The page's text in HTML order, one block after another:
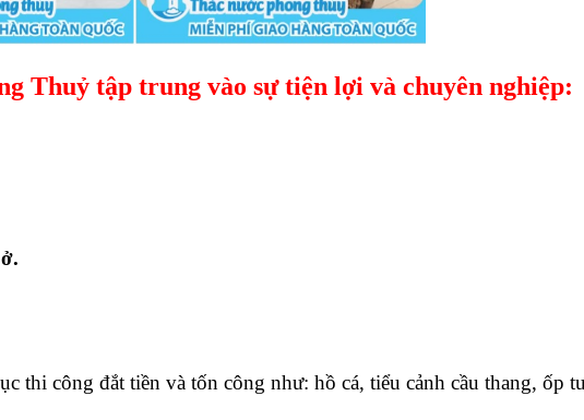
Thuỷ tập trung vào sự tiện lợi và chuyên nghiệp:
thi công đắt tiền và tốn công như: hồ cá, tiểu cảnh cầu thang, ốp